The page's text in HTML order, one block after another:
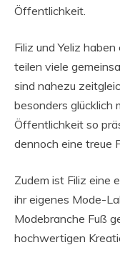
Öffentlichkeit.
Filiz und Yeliz
teilen viele
sind nahezu
besonders glücklich
Öffentlichkeit so
dennoch eine treue
Zudem ist Filiz eine
ihr eigenes Mode-
Modebranche Fuß
hochwertigen